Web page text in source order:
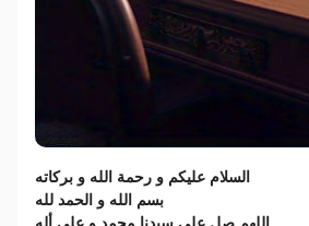
السلام عليكم و رحمة الله و بركاته
بسم الله و الحمد لله